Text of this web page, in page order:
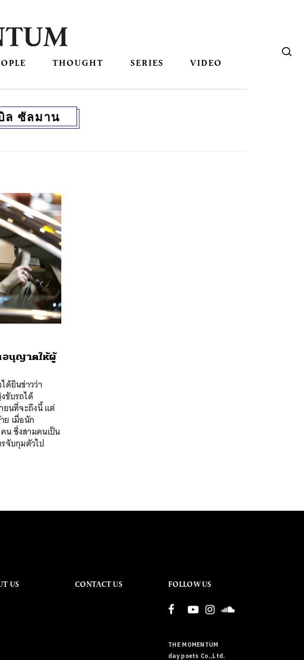
THOUGHT SERIES VIDEO
ล ซัลมาน
อนุญาตให้ผู้
ด้ยินข่าวว่า
ขับรถได้
นที่จะถึงนี้ แต่
เมื่อนัก
น ซึ่งสามคนเป็น
จับกุมตัวไป
US CONTACT US FOLLOW US
THE MOMENTUM
day poets Co.,Ltd.
EMAIL